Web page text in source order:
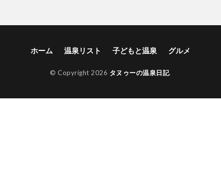
ホーム 温泉リスト 子どもと温泉 グルメ
© Copyright 2026 タヌゥーの温泉日記.